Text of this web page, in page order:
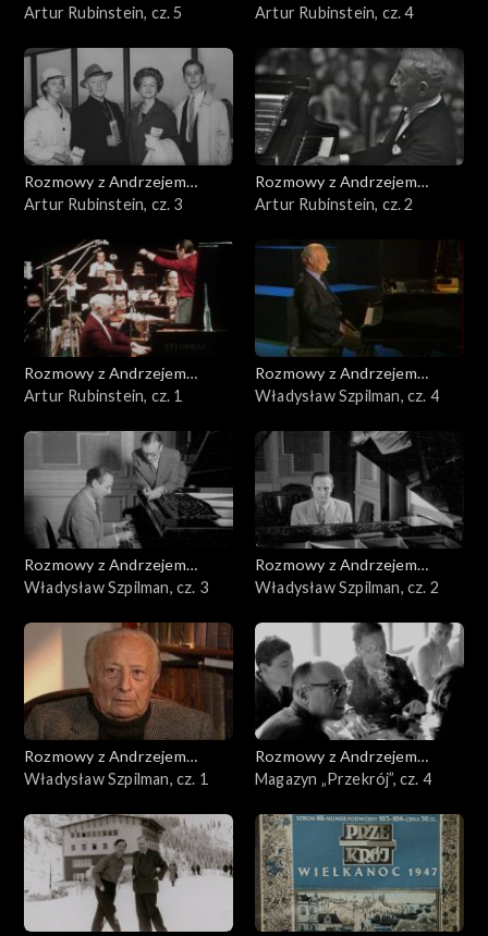
Doboszem
Artur Rubinstein, cz. 5
Doboszem
Artur Rubinstein, cz. 4
Rozmowy z Andrzejem
Doboszem
Artur Rubinstein, cz. 3
Rozmowy z Andrzejem
Doboszem
Artur Rubinstein, cz. 2
Rozmowy z Andrzejem
Doboszem
Artur Rubinstein, cz. 1
Rozmowy z Andrzejem
Doboszem
Władysław Szpilman, cz. 4
Rozmowy z Andrzejem
Doboszem
Władysław Szpilman, cz. 3
Rozmowy z Andrzejem
Doboszem
Władysław Szpilman, cz. 2
Rozmowy z Andrzejem
Doboszem
Władysław Szpilman, cz. 1
Rozmowy z Andrzejem
Doboszem
Magazyn „Przekrój”, cz. 4